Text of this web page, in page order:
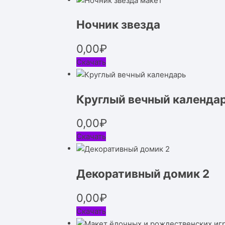
Ночник звезда
0,00₽
Скачать
Круглый вечный
0,00₽
Скачать
Декоративный домик 2
0,00₽
Скачать